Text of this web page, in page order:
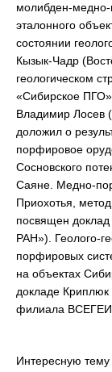
молибден-
эталонного
состоянии
Кызык-Чадр
геологическом
«Сибирское
Владимир Лосев
доложил о
порфировое
Сосновского
Саяне. Медно-
Приохотья,
посвящен
РАН»). Геолого-
порфировых
на объектах
докладе
филиала ВСЕГЕИ.
Интересную